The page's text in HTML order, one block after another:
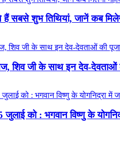
सबसे शुभ तिथियां, जानें कब
शिव जी के साथ इन देव-देवताओं
को : भगवान विष्णु के